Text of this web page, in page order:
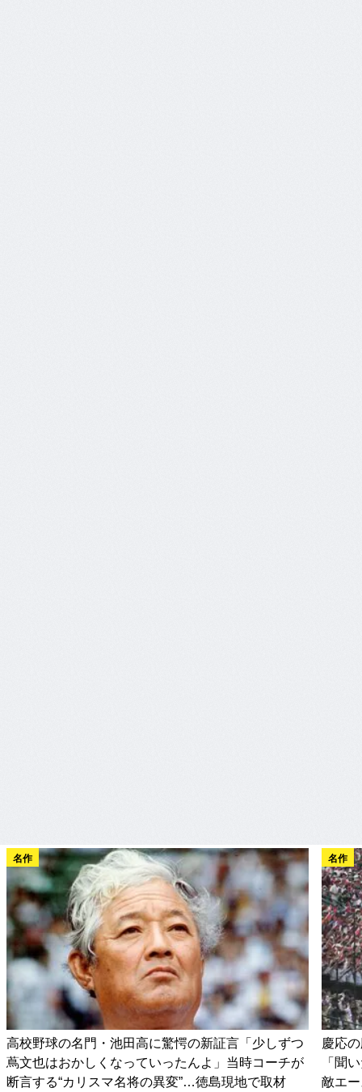
名作
高校野球の名門・池田高に驚愕の新証言「少しずつ
蔦文也はおかしくなっていったんよ」当時コーチが
断言する“カリスマ名将の異変”…徳島現地で取材
名作
慶応
「聞
敵エ